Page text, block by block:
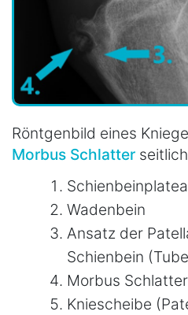
Röntgenbild eines
Morbus Schlatter seitlich
Wadenbein
Ansatz der
Schienbein
Morbus
Kniescheibe